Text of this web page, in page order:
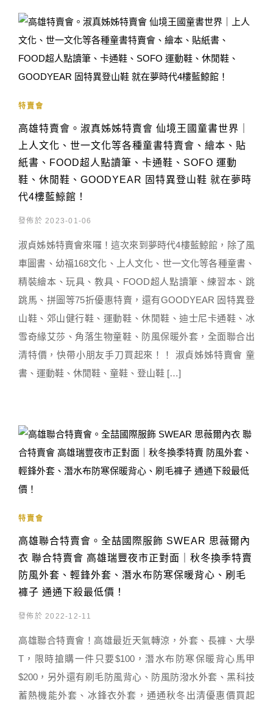
特賣會
高雄特賣會。淑真姊姊特賣會 仙境王國童書世界｜
上人文化、世一文化等各種童書特賣會、繪本、貼
紙書、FOOD超人點讀筆、卡通鞋、SOFO 運動
鞋、休閒鞋、GOODYEAR 固特異登山鞋 就在夢時
代4樓藍鯨館！
發佈於 2023-01-06
淑貞姊姊特賣會來囉！這次來到夢時代4樓藍鯨館，除了風
車圖書、幼福168文化、上人文化、世一文化等各種童書、
精裝繪本、玩具、教具、FOOD超人點讀筆、練習本、跳
跳馬、拼圖等75折優惠特賣，還有GOODYEAR 固特異登
山鞋、郊山健行鞋、運動鞋、休閒鞋、迪士尼卡通鞋、冰
雪奇緣艾莎、角落生物童鞋、防風保暖外套，全面聯合出
清特價，快帶小朋友手刀買起來！！ 淑貞姊姊特賣會 童
書、運動鞋、休閒鞋、童鞋、登山鞋 […]
特賣會
高雄聯合特賣會。全喆國際服飾 SWEAR 思薇爾內
衣 聯合特賣會 高雄瑞豐夜市正對面｜秋冬換季特賣
防風外套、輕鋒外套、潛水布防寒保暖背心、刷毛
褲子 通通下殺最低價！
發佈於 2022-12-11
高雄聯合特賣會！高雄最近天氣轉涼，外套、長褲、大學
T，限時搶購一件只要$100，潛水布防寒保暖背心馬甲
$200，另外還有刷毛防風背心、防風防潑水外套、黑科技
蓄熱機能外套、冰鋒衣外套，通通秋冬出清優惠價買起